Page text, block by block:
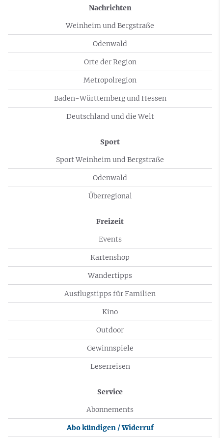
Nachrichten
Weinheim und Bergstraße
Odenwald
Orte der Region
Metropolregion
Baden-Württemberg und Hessen
Deutschland und die Welt
Sport
Sport Weinheim und Bergstraße
Odenwald
Überregional
Freizeit
Events
Kartenshop
Wandertipps
Ausflugstipps für Familien
Kino
Outdoor
Gewinnspiele
Leserreisen
Service
Abonnements
Abo kündigen / Widerruf